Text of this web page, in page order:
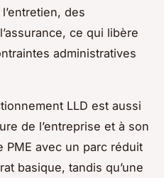
des
ce qui libère
administratives
LLD est aussi
de l’entreprise et à son
PME avec un parc réduit
basique, tandis qu’une